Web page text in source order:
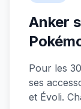
Anker
Pour les
ses
et Évoli.